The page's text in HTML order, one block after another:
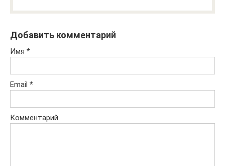
Добавить комментарий
Имя *
Email *
Комментарий